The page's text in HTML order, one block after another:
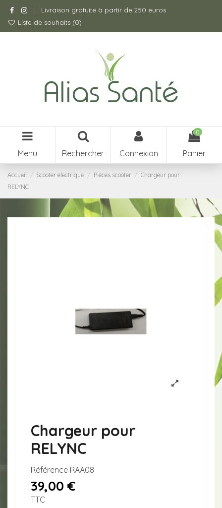
Livraison gratuite à partir de 250 euros
Liste de souhaits (0)
Menu Rechercher Connexion
0
Panier
Accueil Scooter électrique Pièces scooter
Chargeur pour
RELYNC
Chargeur pour
RELYNC
Référence RAA08
39,00 €
TTC